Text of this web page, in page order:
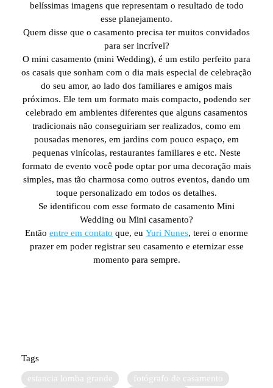
belíssimas imagens que representam o resultado de todo
esse planejamento.
Quem disse que o casamento precisa ter muitos convidados
para ser incrível?
O mini casamento (mini Wedding), é um estilo perfeito para
os casais que sonham com o dia mais especial de celebração
do seu amor, ao lado dos familiares e amigos mais
próximos. Ele tem um formato mais compacto, podendo ser
celebrado em ambientes diferentes que alguns casamentos
tradicionais não conseguiriam ser realizados, como em
pousadas menores, em jardins com pouco espaço, em
pequenas vinícolas, restaurantes familiares e etc. Neste
formato de evento você pode optar por uma decoração mais
simples, mas tão charmosa como outros eventos, dando um
toque personalizado em todos os detalhes.
Se identificou com esse formato de casamento Mini
Wedding ou Mini casamento?
Então entre em contato que, eu Yuri Nunes, terei o enorme
prazer em poder registrar seu casamento e eternizar esse
momento para sempre.
Tags
estancia lomba grande
fotógrafo de casamento